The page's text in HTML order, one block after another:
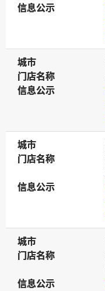
信息公示
信息公示
城市
城市
门店名称
门店名称
信息公示
信息公示
城市
城市
门店名称
门店名称
信息公示
信息公示
城市
城市
门店名称
门店名称
信息公示
信息公示